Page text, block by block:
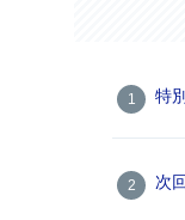
特
次